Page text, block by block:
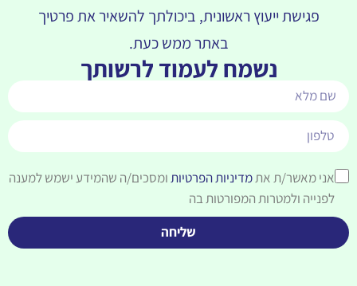
פגישת ייעוץ ראשונית, ביכולתך להשאיר את פרטיך
באתר ממש כעת.
נשמח לעמוד לרשותך
אני מאשר/ת אתמדיניות הפרטיותומסכים/ה שהמידע ישמש למענה
לפנייה ולמטרות המפורטות בה
שליחה